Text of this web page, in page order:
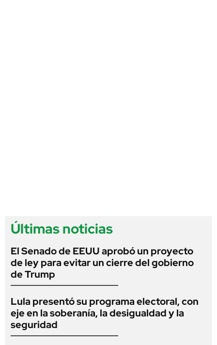
Últimas noticias
El Senado de EEUU aprobó un proyecto
de ley para evitar un cierre del gobierno
de Trump
Lula presentó su programa electoral, con
eje en la soberanía, la desigualdad y la
seguridad